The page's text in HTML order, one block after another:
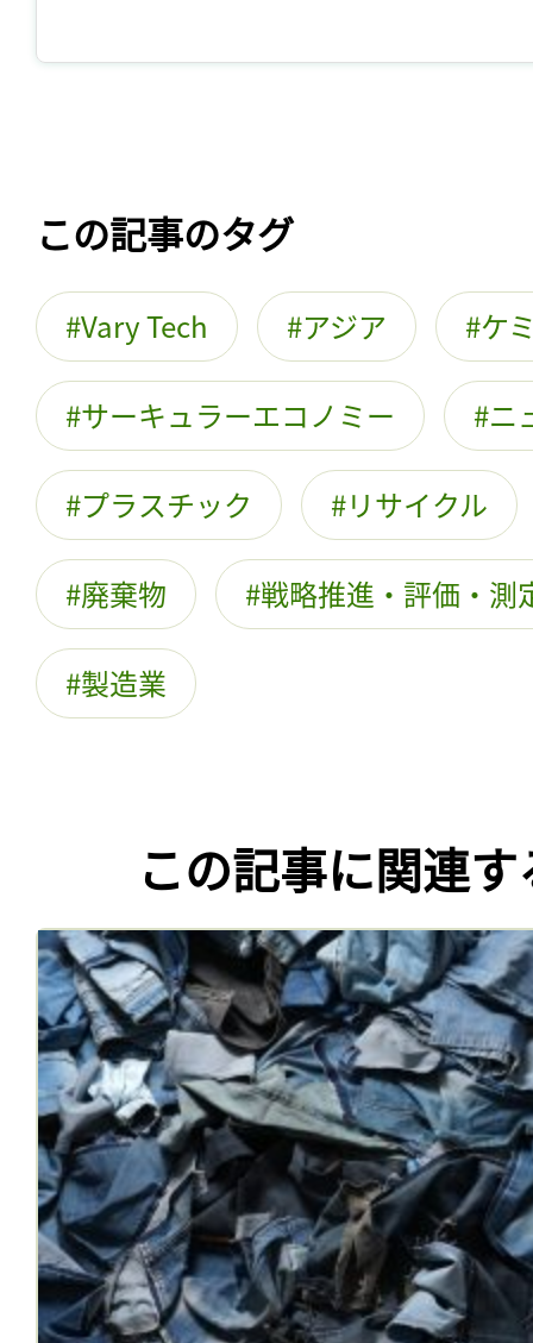
この記事のタグ
Vary Tech アジア ケ
サーキュラーエコノミー ニ
プラスチック リサイクル
廃棄物 戦略推進・評価・測
製造業
この記事に関連